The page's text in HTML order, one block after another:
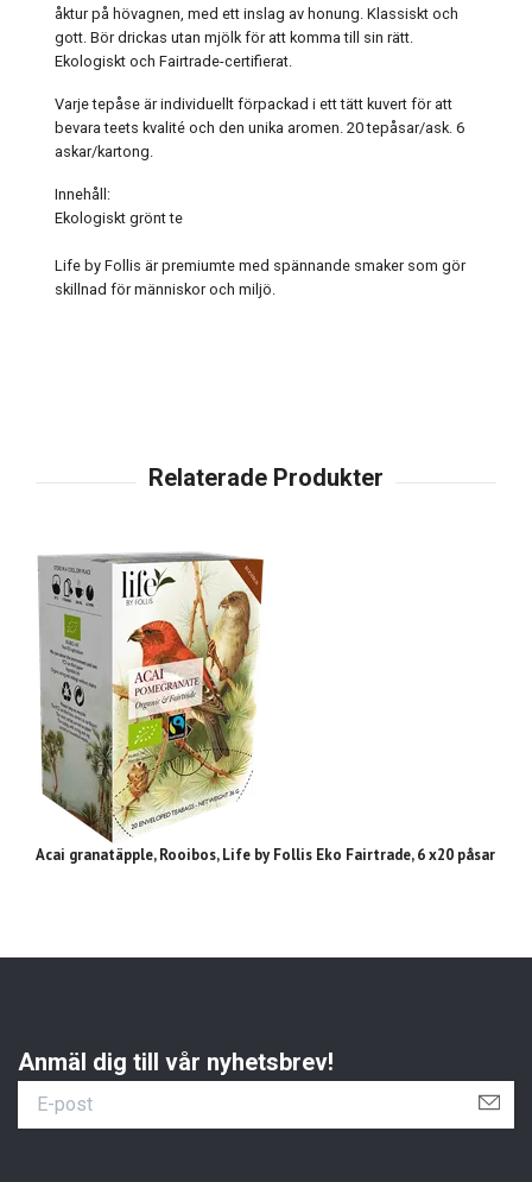
åktur på hövagnen, med ett inslag av honung. Klassiskt och
gott. Bör drickas utan mjölk för att komma till sin rätt.
Ekologiskt och Fairtrade-certifierat.
Varje tepåse är individuellt förpackad i ett tätt kuvert för att
bevara teets kvalité och den unika aromen. 20 tepåsar/ask. 6
askar/kartong.
Innehåll:
Ekologiskt grönt te
Life by Follis är premiumte med spännande smaker som gör
skillnad för människor och miljö.
Acai granatäpple, Rooibos, Life by Follis Eko Fairtrade, 6 x20 påsar
Anmäl dig till vår nyhetsbrev!